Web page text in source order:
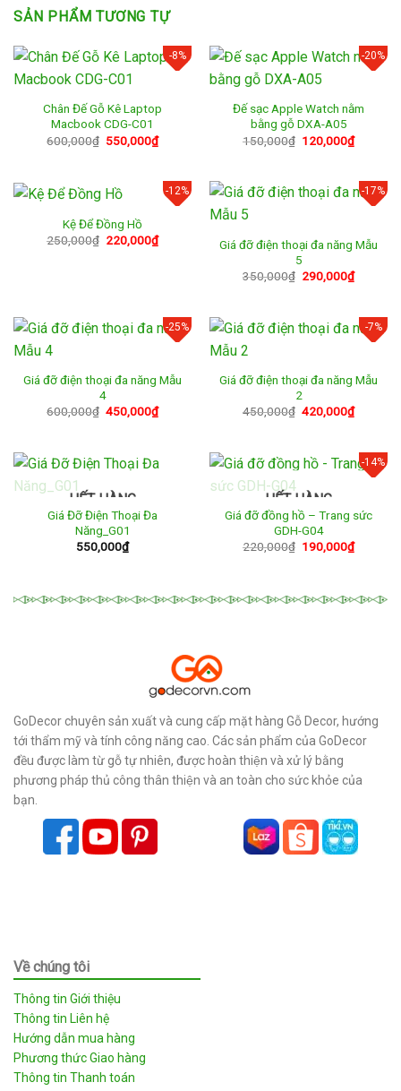
SẢN PHẨM TƯƠNG TỰ
-8%
Chân Đế Gỗ Kê Laptop
Macbook CDG-C01
600,000₫ Giá
550,000₫Giá
hiện
550,000₫.
-20%
Đế sạc Apple Watch nằm
bằng gỗ DXA-A05
150,000₫ Giá
120,000₫Giá
hiện
-12%
Kệ Để Đồng Hồ
250,000₫ Giá
220,000₫Giá
hiện
-17%
Giá đỡ điện thoại đa năng Mẫu
5
350,000₫ Giá
290,000₫Giá
hiện
-25%
Giá đỡ điện thoại đa năng Mẫu
4
600,000₫ Giá
450,000₫Giá
hiện
450,000₫.
-7%
Giá đỡ điện thoại đa năng Mẫu
2
450,000₫ Giá
420,000₫Giá
hiện
HẾT HÀNG
Giá Đỡ Điện Thoại Đa
Năng_G01
550,000₫
-14%
HẾT HÀNG
Giá đỡ đồng hồ – Trang sức
GDH-G04
220,000₫ Giá
190,000₫Giá
hiện
GoDecor chuyên sản xuất và cung cấp mặt hàng Gỗ Decor, hướng
tới thẩm mỹ và tính công năng cao. Các sản phẩm của GoDecor
đều được làm từ gỗ tự nhiên, được hoàn thiện và xử lý bằng
phương pháp thủ công thân thiện và an toàn cho sức khỏe của
bạn.
Về chúng tôi
Thông tin Giới thiệu
Thông tin Liên hệ
Hướng dẫn mua hàng
Phương thức Giao hàng
Thông tin Thanh toán